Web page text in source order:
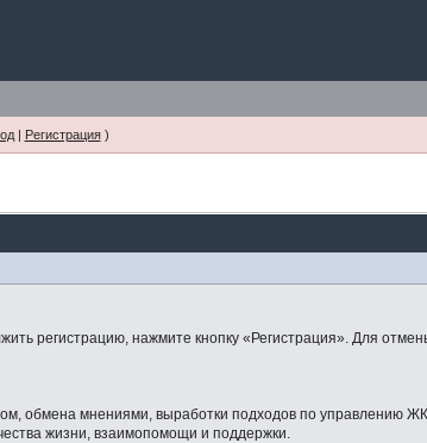
| Регистрация)
регистрацию, нажмите кнопку «Регистрация». Для
обмена мнениями, выработки подходов по управлению
жизни, взаимопомощи и поддержки.